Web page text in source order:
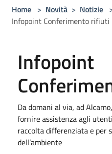
Home > Novità > Notizie
Infopoint Conferimento rifiuti
Infopoint
Da domani al via, ad
fornire assistenza agli
raccolta differenziata e per
dell’ambiente